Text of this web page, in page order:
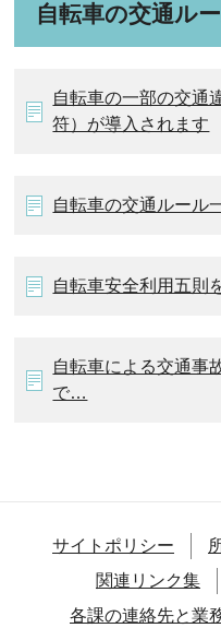
自転車の交通ル
自転車の一部の交通
符）が導入されます
自転車の交通ルール
自転車安全利用五則
自転車による交通事
で…
サイトポリシー
関連リンク集
各課の連絡先と業